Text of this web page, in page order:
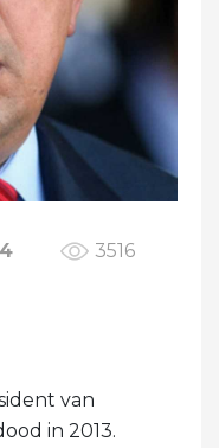
3516
van
in 2013.